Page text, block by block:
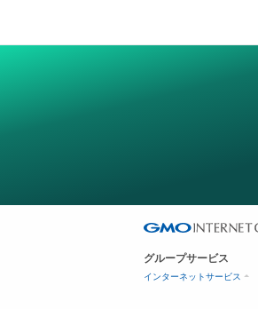
グループサービス
インターネットサービス